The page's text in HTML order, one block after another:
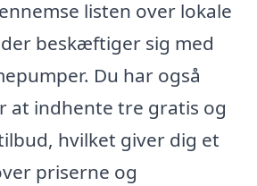
listen over lokale
beskæftiger sig med
Du har også
at indhente tre gratis og
hvilket giver dig et
priserne og